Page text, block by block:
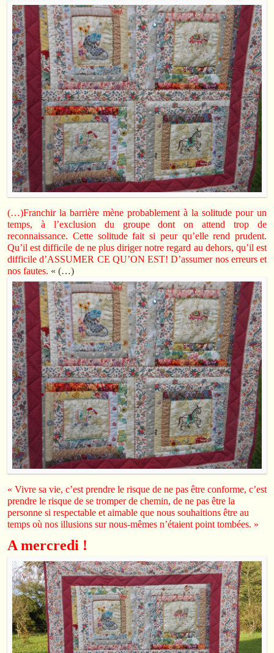
(…)Franchir la barrière mène probablement à la solitude pour un
temps, à l’exclusion du groupe dont on attend trop de
reconnaissance. Cette solitude fait si peur qu’elle rend prudent.
Qu’il est difficile de ne plus diriger notre regard au dehors, qu’il est
difficile d’ASSUMER CE QU’ON EST! D’assumer nos erreurs et
nos fautes. « (…)
« Vivre sa vie, c’est prendre le risque de ne pas être conforme, c’est
prendre le risque de se tromper de chemin, de ne pas être la
personne si respectable et aimable que nous souhaitions être au
temps où nos illusions sur nous-mêmes n’étaient point tombées. »
A mercredi !